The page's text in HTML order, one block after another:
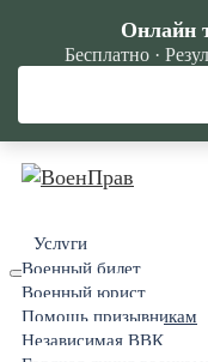
Услуги
Военный билет
Военный юрист
Помощь призывникам
Независимая ВВК
Онлайн
Бесплатно ·